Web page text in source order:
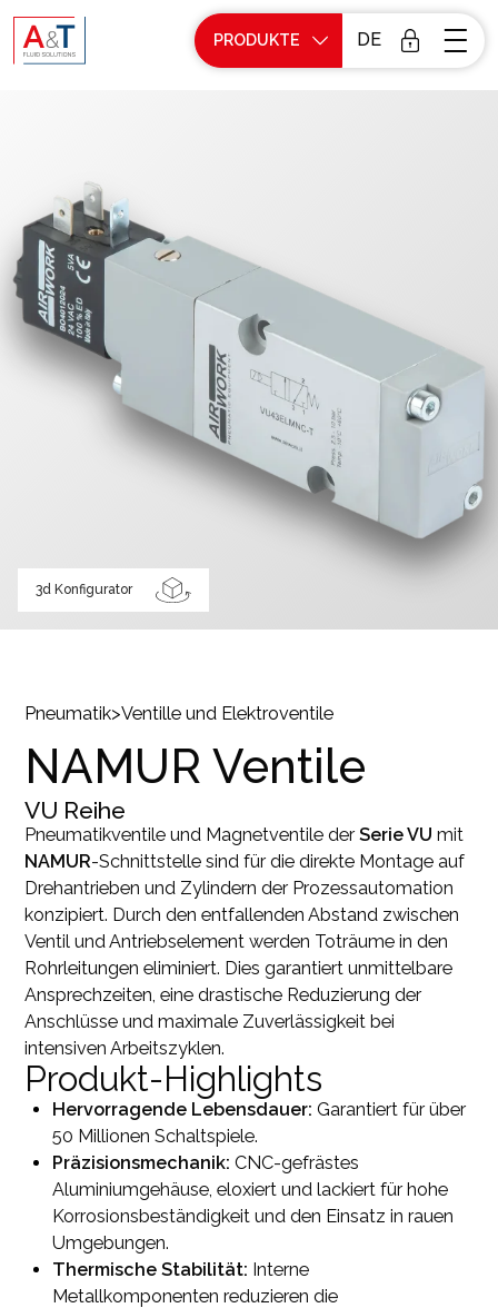
PRODUKTE DE
3d Konfigurator
Pneumatik>Ventille und Elektroventile
NAMUR Ventile
VU Reihe
Pneumatikventile und Magnetventile derSerie VU mit
NAMUR-Schnittstelle sind für die direkte Montage auf
Drehantrieben und Zylindern der Prozessautomation
konzipiert. Durch den entfallenden Abstand zwischen
Ventil und Antriebselement werden Toträume in den
Rohrleitungen eliminiert. Dies garantiert unmittelbare
Ansprechzeiten, eine drastische Reduzierung der
Anschlüsse und maximale Zuverlässigkeit bei
intensiven Arbeitszyklen.
Produkt-Highlights
Hervorragende Lebensdauer: Garantiert für über
50 Millionen Schaltspiele.
Präzisionsmechanik: CNC-gefrästes
Aluminiumgehäuse, eloxiert und lackiert für hohe
Korrosionsbeständigkeit und den Einsatz in rauen
Umgebungen.
Thermische Stabilität: Interne
Metallkomponenten reduzieren die